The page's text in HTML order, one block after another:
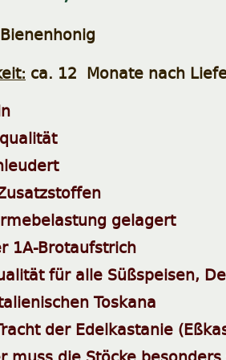
ca. 12 Monate nach
gelagert
1A-Brotaufstrich
für alle Süßspeisen,
Toskana
der Edelkastanie